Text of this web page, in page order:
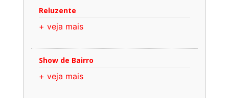
Reluzente
+ veja mais
Show de Bairro
+ veja mais